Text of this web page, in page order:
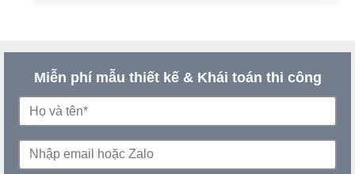
Miễn phí mẫu thiết kế & Khái toán thi công